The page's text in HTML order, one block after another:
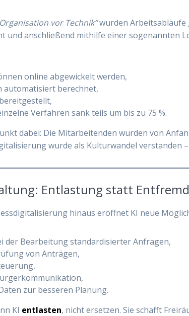
vor Technik“wurden Arbeitsabläufe
und anschließend mithilfe einer sogenannten
online abgewickelt werden,
automatisiert berechnet,
Verfahren sank teils um bis zu 75 %.
dabei: Die Mitarbeitenden wurden von
wurde als Kulturwandel verstanden
Entlastung statt
hinaus eröffnet KI neue
der Bearbeitung standardisierter Anfragen,
von Anträgen,
zur besseren Planung.
KI entlasten, nicht ersetzen. Sie schafft